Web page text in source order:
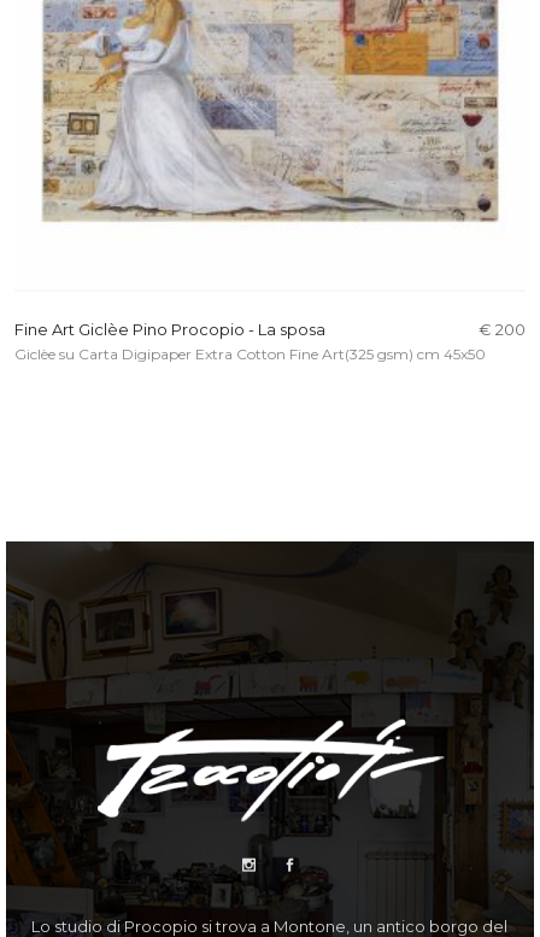
Fine Art Giclèe Pino Procopio - La sposa € 200
Giclèe su Carta Digipaper Extra Cotton Fine Art(325 gsm) cm 45x50
Lo studio di Procopio si trova a Montone, un antico borgo del